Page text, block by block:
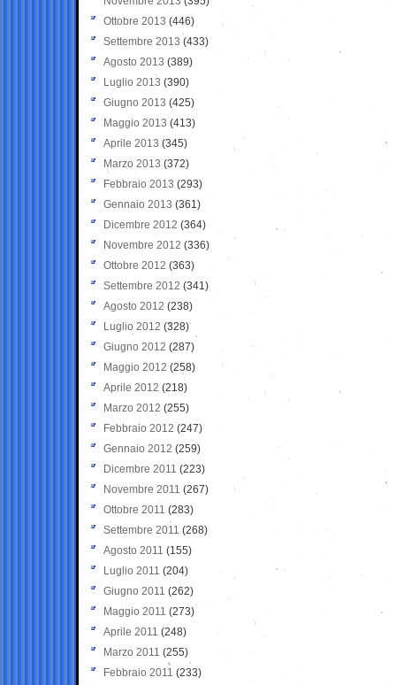
Ottobre 2013 (446)
Settembre 2013 (433)
Agosto 2013 (389)
Luglio 2013 (390)
Giugno 2013 (425)
Maggio 2013 (413)
Aprile 2013 (345)
Marzo 2013 (372)
Febbraio 2013 (293)
Gennaio 2013 (361)
Dicembre 2012 (364)
Novembre 2012 (336)
Ottobre 2012 (363)
Settembre 2012 (341)
Agosto 2012 (238)
Luglio 2012 (328)
Giugno 2012 (287)
Maggio 2012 (258)
Aprile 2012 (218)
Marzo 2012 (255)
Febbraio 2012 (247)
Gennaio 2012 (259)
Dicembre 2011 (223)
Novembre 2011 (267)
Ottobre 2011 (283)
Settembre 2011 (268)
Agosto 2011 (155)
Luglio 2011 (204)
Giugno 2011 (262)
Maggio 2011 (273)
Aprile 2011 (248)
Marzo 2011 (255)
Febbraio 2011 (233)